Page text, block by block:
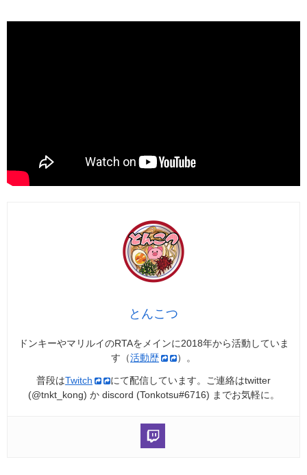
とんこつ
ドンキーやマリルイのRTAをメインに2018年から活動していま
す（活動歴 ）。
普段はTwitch
にて配信しています。ご連絡はtwitter
(@tnkt_kong) か discord (Tonkotsu#6716) までお気軽に。